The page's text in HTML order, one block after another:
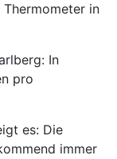
in
In
pro
es: Die
immer